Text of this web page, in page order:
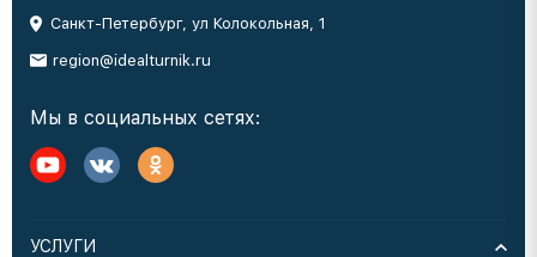
Санкт-Петербург, ул Колокольная, 1
region@idealturnik.ru
Мы в социальных сетях:
УСЛУГИ